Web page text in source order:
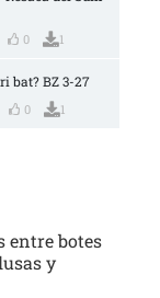
0 1
bat? BZ 3-27
0 1
entre botes
y